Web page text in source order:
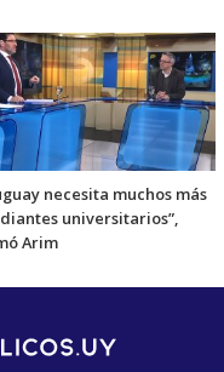
necesita muchos más
universitarios”,
Arim